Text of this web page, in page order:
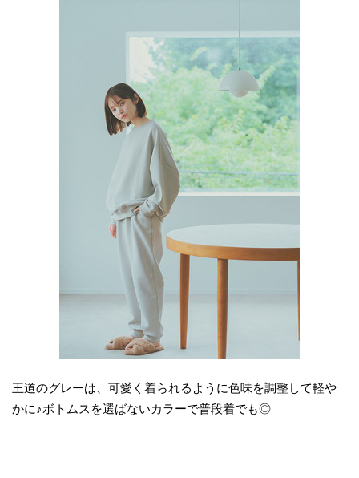
王道のグレーは、可愛く着られるように色味を調整して軽や
かに♪ボトムスを選ばないカラーで普段着でも◎